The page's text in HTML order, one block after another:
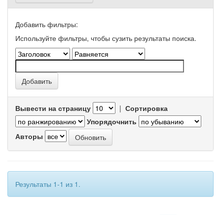
Добавить фильтры:
Используйте фильтры, чтобы сузить результаты поиска.
Вывести на страницу | Сортировка
Упорядочнить
Авторы
Результаты 1-1 из 1.